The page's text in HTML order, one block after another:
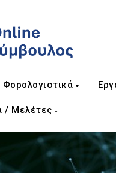
Φορολογιστικά
/ Μελέτες